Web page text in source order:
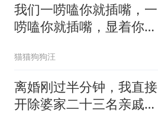
我们一唠嗑你就插嘴，一
唠嗑你就插嘴，显着你
猫猫狗狗汪
离婚刚过半分钟，我直接
开除婆家二十三名亲戚，